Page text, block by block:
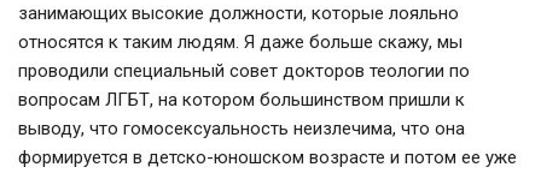
занимающих высокие должности, которые лояльно
относятся к таким людям. Я даже больше скажу, мы
проводили специальный совет докторов теологии по
вопросам ЛГБТ, на котором большинством пришли к
выводу, что гомосексуальность неизлечима, что она
формируется в детско-юношском возрасте и потом ее уже